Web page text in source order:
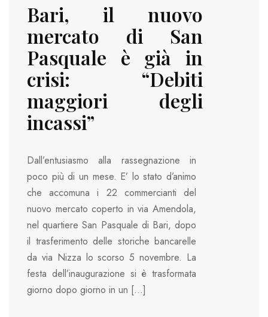
Bari, il nuovo
mercato di San
Pasquale è già in
crisi: “Debiti
maggiori degli
incassi”
Dall’entusiasmo alla rassegnazione in
poco più di un mese. E’ lo stato d’animo
che accomuna i 22 commercianti del
nuovo mercato coperto in via Amendola,
nel quartiere San Pasquale di Bari, dopo
il trasferimento delle storiche bancarelle
da via Nizza lo scorso 5 novembre. La
festa dell’inaugurazione si è trasformata
giorno dopo giorno in un […]